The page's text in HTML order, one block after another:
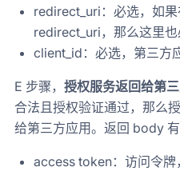
redirect_uri：必选，如
redirect_uri，那么这里也
client_id：必选，第三方
E 步骤， 授权服务返回给第
合法且授权验证通过，那么
给第三方应用。返回 body 有
access token：访问令牌